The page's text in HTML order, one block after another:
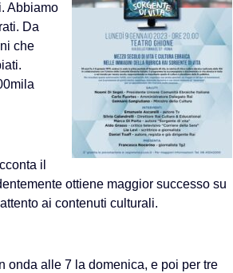
Abbiamo
Da
che
il
ottiene maggior successo su
ai contenuti culturali.
onda alle 7 la domenica, e poi per tre